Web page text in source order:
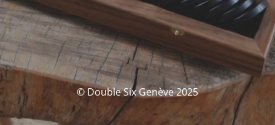
© Double Six Genève 2025